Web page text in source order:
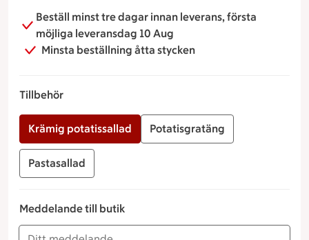
Mango
Kiwi
Passionsfrukt
Gröna vindruvor
Beställ minst tre dagar innan leverans, första
möjliga leveransdag 10 Aug
Minsta beställning åtta stycken
Tillbehör
Krämig potatissallad Potatisgratäng
Pastasallad
Meddelande till butik